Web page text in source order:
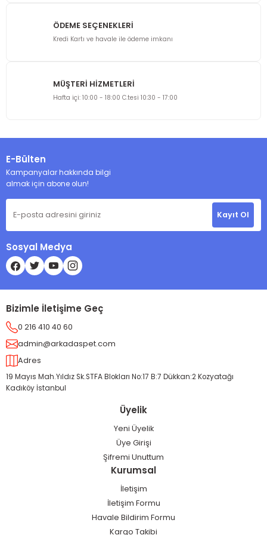
ÖDEME SEÇENEKLERİ
Kredi Kartı ve havale ile ödeme imkanı
MÜŞTERİ HİZMETLERİ
Hafta içi: 10:00 - 18:00 C.tesi 10:30 - 17:00
E-Bülten
Kampanyalar hakkında bilgi
almak için abone olun!
Kayıt Ol
Sosyal Medya
Bizimle İletişime Geç
0 216 410 40 60
admin@arkadaspet.com
Adres
19 Mayıs Mah.Yıldız Sk.STFA Blokları No:17 B:7 Dükkan:2 Kozyatağı
Kadıköy İstanbul
Üyelik
Yeni Üyelik
Üye Girişi
Şifremi Unuttum
Kurumsal
İletişim
İletişim Formu
Havale Bildirim Formu
Kargo Takibi